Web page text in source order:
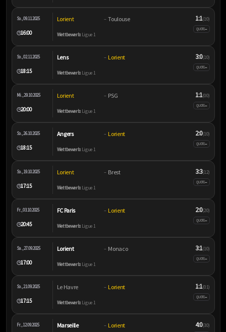
So., 09.11.2025
🕒16:00
Lorient – Toulouse
Wettbewerb:Ligue 1
1:1(1:0)
QUOTE–
So., 02.11.2025
🕒18:15
Lens – Lorient
Wettbewerb:Ligue 1
3:0(1:0)
QUOTE–
Mi., 29.10.2025
🕒20:00
Lorient – PSG
Wettbewerb:Ligue 1
1:1(0:0)
QUOTE–
So., 26.10.2025
🕒18:15
Angers – Lorient
Wettbewerb:Ligue 1
2:0(1:0)
QUOTE–
So., 19.10.2025
🕒17:15
Lorient – Brest
Wettbewerb:Ligue 1
3:3(1:2)
QUOTE–
Fr., 03.10.2025
🕒20:45
FC Paris – Lorient
Wettbewerb:Ligue 1
2:0(2:0)
QUOTE–
Sa., 27.09.2025
🕒17:00
Lorient – Monaco
Wettbewerb:Ligue 1
3:1(1:0)
QUOTE–
So., 21.09.2025
🕒17:15
Le Havre – Lorient
Wettbewerb:Ligue 1
1:1(0:1)
QUOTE–
Fr., 12.09.2025 Marseille – Lorient 4:0(3:0)